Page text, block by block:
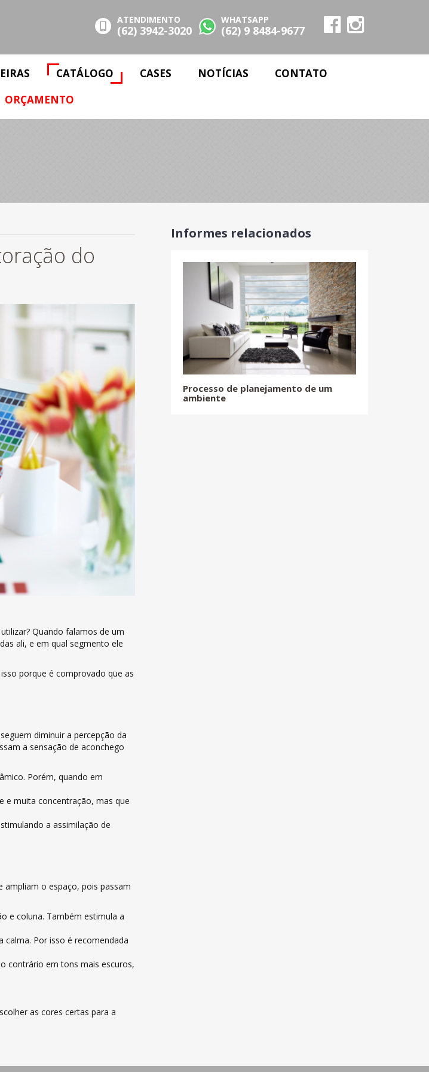
WHATSAPP
(62) 9 8484-9677
ATENDIMENTO
(62) 3942-3020
CATÁLOGO CASES NOTÍCIAS
CONTATO
ORÇAMENTO
do
Quando falamos de um
ali, e em qual segmento ele
isso porque é comprovado que as
diminuir a percepção da
a sensação de aconchego
Porém, quando em
e muita concentração, mas que
a assimilação de
o espaço, pois passam
e coluna. Também estimula a
Por isso é recomendada
contrário em tons mais escuros,
as cores certas para a
Informes relacionados
Processo de planejamento de um
ambiente